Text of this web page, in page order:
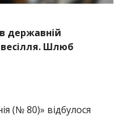
державній
весілля. Шлюб
(№ 80)» відбулося